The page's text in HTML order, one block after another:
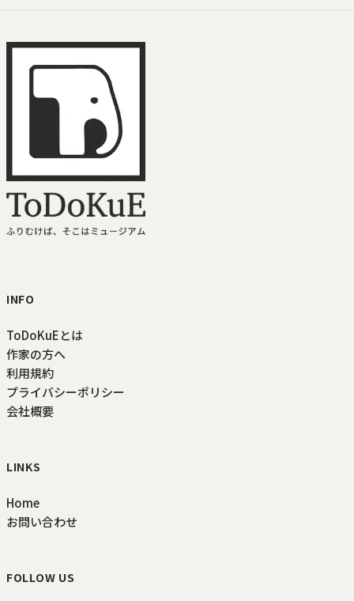
INFO
ToDoKuEとは
作家の方へ
利用規約
プライバシーポリシー
会社概要
LINKS
Home
お問い合わせ
FOLLOW US